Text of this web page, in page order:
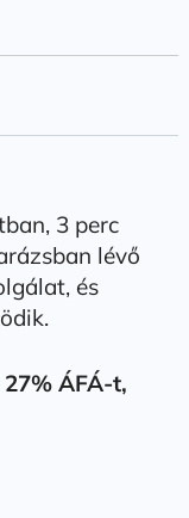
3 perc
lévő
és
ÁFÁ-t,